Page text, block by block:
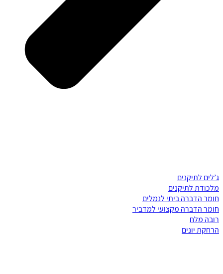
ג’לים לתיקנים
מלכודת לתיקנים
חומר הדברה ביתי לנמלים
חומר הדברה מקצועי למדביר
רובה מלח
הרחקת יונים